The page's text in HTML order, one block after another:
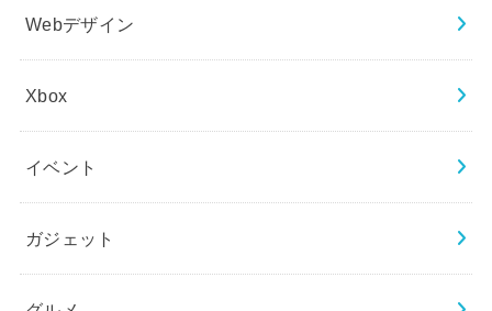
Webデザイン
Xbox
イベント
ガジェット